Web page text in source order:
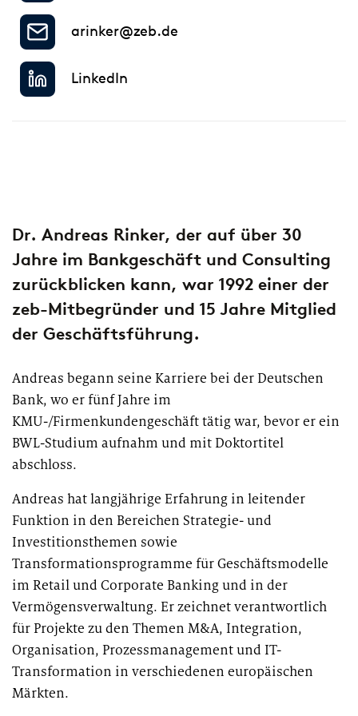
Kompositversicherer
Krankenversicherer
Fintechs
Leasinggesellschaften
Management
Regulierung & Sonderprüfungen
PUBLIKATION
Marktstudie unter Versicherern:
Operations der Zukunft
European Asset Management Study
2026 arinker@zeb.de
LinkedIn
Dr. Andreas Rinker, der auf über 30
Jahre im Bankgeschäft und Consulting
zurückblicken kann, war 1992 einer der
zeb-Mitbegründer und 15 Jahre Mitglied
der Geschäftsführung.
Andreas begann seine Karriere bei der Deutschen
Bank, wo er fünf Jahre im
KMU-/Firmenkundengeschäft tätig war, bevor er ein
BWL-Studium aufnahm und mit Doktortitel
abschloss.
Andreas hat langjährige Erfahrung in leitender
Funktion in den Bereichen Strategie- und
Investitionsthemen sowie
Transformationsprogramme für Geschäftsmodelle
im Retail und Corporate Banking und in der
Vermögensverwaltung. Er zeichnet verantwortlich
für Projekte zu den Themen M&A, Integration,
Organisation, Prozessmanagement und IT-
Transformation in verschiedenen europäischen
Märkten.